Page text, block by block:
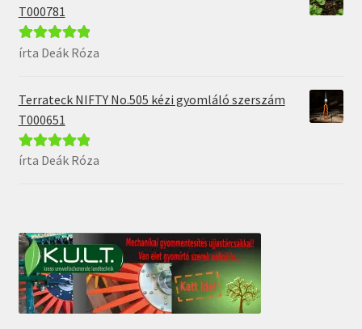
T000781
Értékelés: 5/
írta Deák Róza
Terrateck NIFTY No.505 kézi gyomláló szerszám
T000651
Értékelés: 5/
írta Deák Róza